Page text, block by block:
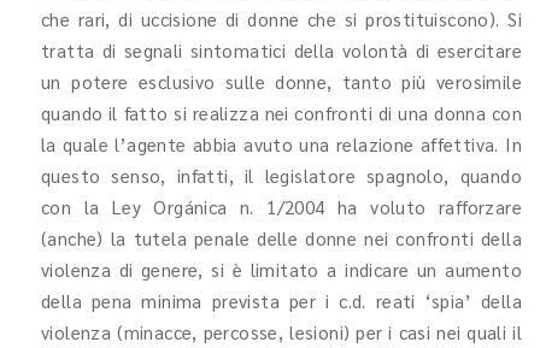
che rari, di uccisione di donne che si prostituiscono). Si
tratta di segnali sintomatici della volontà di esercitare
un potere esclusivo sulle donne, tanto più verosimile
quando il fatto si realizza nei confronti di una donna con
la quale l’agente abbia avuto una relazione affettiva. In
questo senso, infatti, il legislatore spagnolo, quando
con la Ley Orgánica n. 1/2004 ha voluto rafforzare
(anche) la tutela penale delle donne nei confronti della
violenza di genere, si è limitato a indicare un aumento
della pena minima prevista per i c.d. reati ‘spia’ della
violenza (minacce, percosse, lesioni) per i casi nei quali il